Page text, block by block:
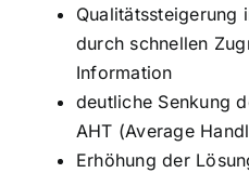
Qualitätssteigerung
durch schnellen
Information
deutliche Senkung
AHT (Average
Erhöhung der